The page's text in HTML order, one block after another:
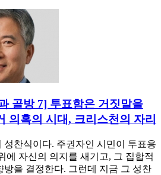
골방 7] 투표함은 거짓말을
의혹의 시대, 크리스천의 자리
성찬식이다. 주권자인 시민이 투표용
에 자신의 의지를 새기고, 그 집합적
방을 결정한다. 그런데 지금 그 성찬